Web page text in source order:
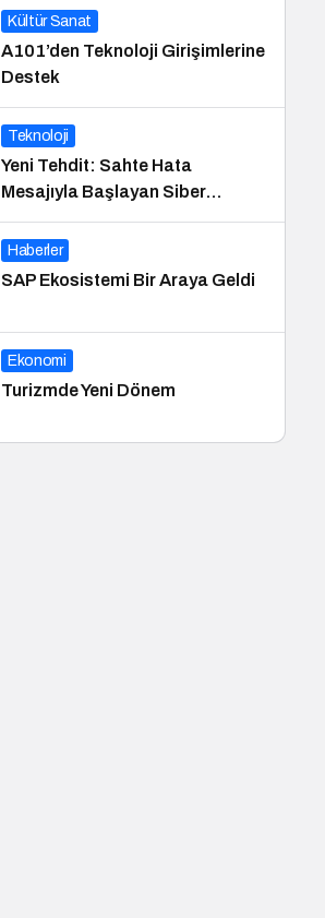
Kültür Sanat
A101’den Teknoloji Girişimlerine
Destek
Teknoloji
Yeni Tehdit: Sahte Hata
Mesajıyla Başlayan Siber
Saldırılar Yükselişte
Haberler
SAP Ekosistemi Bir Araya Geldi
Ekonomi
Turizmde Yeni Dönem